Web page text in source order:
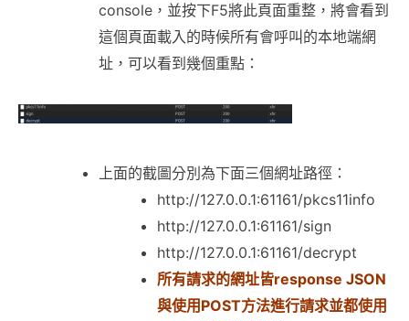
console，並按下F5將此頁面重整，將會看到
這個頁面載入的時候所有會呼叫的本地端網
址，可以看到幾個重點：
上面的截圖分別為下面三個網址路徑：
http://127.0.0.1:61161/pkcs11info
http://127.0.0.1:61161/sign
http://127.0.0.1:61161/decrypt
所有請求的網址皆response JSON
與使用POST方法進行請求並都使用